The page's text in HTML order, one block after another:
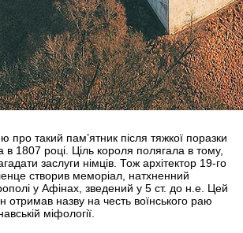
про такий пам’ятник після тяжкої поразки
в 1807 році. Ціль короля полягала в тому,
заслуги німців. Тож архітектор 19-го
створив меморіал, натхненний
у Афінах, зведений у 5 ст. до н.е. Цей
отримав назву на честь воїнського раю
міфології.